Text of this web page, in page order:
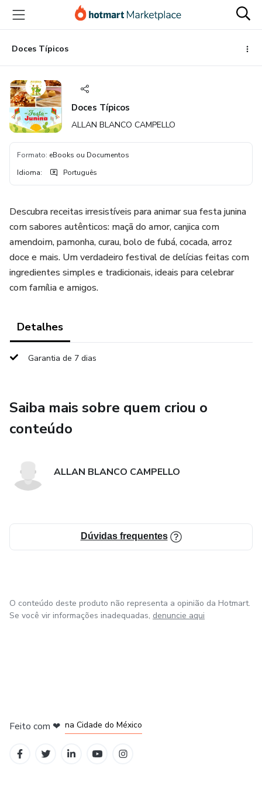
para
conteúdo
principal
para
pagamento
para
rodapéDoces Típicos
Doces Típicos
ALLAN BLANCO CAMPELLO
Formato: eBooks ou Documentos
Idioma: Português
Descubra receitas irresistíveis para animar sua festa junina
com sabores autênticos: maçã do amor, canjica com
amendoim, pamonha, curau, bolo de fubá, cocada, arroz
doce e mais. Um verdadeiro festival de delícias feitas com
ingredientes simples e tradicionais, ideais para celebrar
com família e amigos.
Detalhes
Garantia de 7 dias
Saiba mais sobre quem criou o
conteúdo
ALLAN BLANCO CAMPELLO
Dúvidas frequentes
O conteúdo deste produto não representa a opinião da Hotmart.
Se você vir informações inadequadas, denuncie aqui
Feito com ❤ na Cidade do México